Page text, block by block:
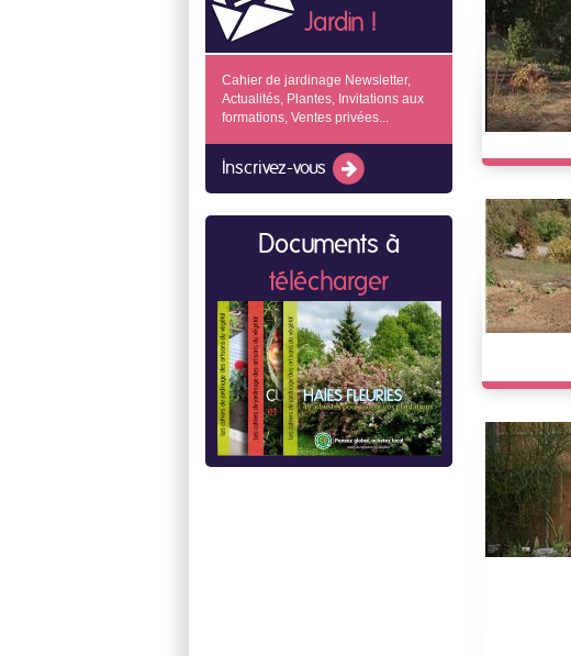
Jardin !
Cahier de jardinage Newsletter,
Actualités, Plantes, Invitations aux
formations, Ventes privées...
Inscrivez-vous
Documents à
télécharger